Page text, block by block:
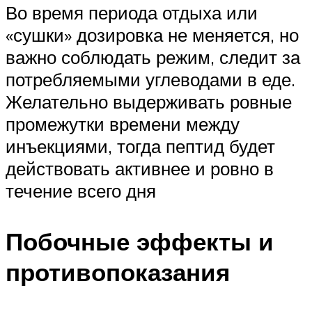
Во время периода отдыха или
«сушки» дозировка не меняется, но
важно соблюдать режим, следит за
потребляемыми углеводами в еде.
Желательно выдерживать ровные
промежутки времени между
инъекциями, тогда пептид будет
действовать активнее и ровно в
течение всего дня
Побочные эффекты и
противопоказания